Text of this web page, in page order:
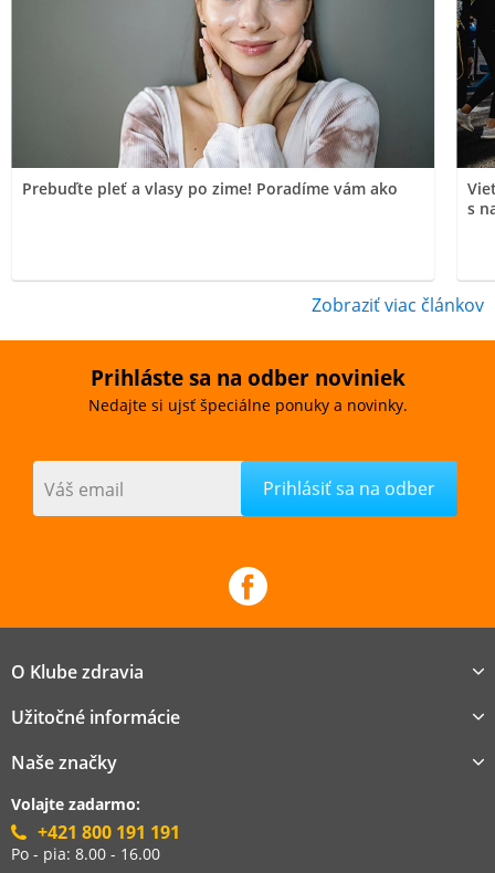
Prebuďte pleť a vlasy po zime! Poradíme vám ako
s
Zobraziť viac článkov
Prihláste sa na odber noviniek
Nedajte si ujsť špeciálne ponuky a novinky.
Váš email
O Klube zdravia
Užitočné informácie
Naše značky
Volajte zadarmo:
+421 800 191 191
Po - pia: 8.00 - 16.00